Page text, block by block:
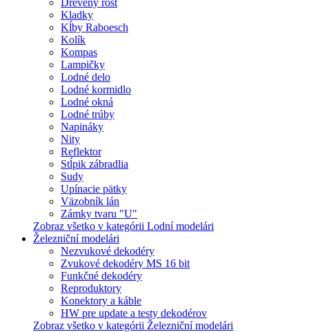
Drevený rošt
Kladky
Kĺby Raboesch
Kolík
Kompas
Lampičky
Lodné delo
Lodné kormidlo
Lodné okná
Lodné trúby
Napináky
Nity
Reflektor
Stĺpik zábradlia
Sudy
Upínacie pätky
Väzobník lán
Zámky tvaru "U"
Zobraz všetko v kategórii Lodní modelári
Železniční modelári
Nezvukové dekodéry
Zvukové dekodéry MS 16 bit
Funkčné dekodéry
Reproduktory
Konektory a káble
HW pre update a testy dekodérov
Zobraz všetko v kategórii Železniční modelári